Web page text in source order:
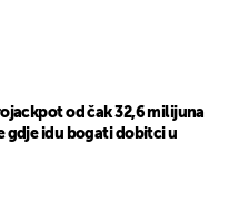
od čak 32,6 milijuna
gdje idu bogati dobitci u